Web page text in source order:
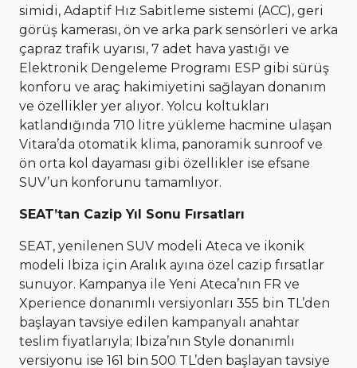
simidi, Adaptif Hız Sabitleme sistemi (ACC), geri
görüş kamerası, ön ve arka park sensörleri ve arka
çapraz trafik uyarısı, 7 adet hava yastığı ve
Elektronik Dengeleme Programı ESP gibi sürüş
konforu ve araç hakimiyetini sağlayan donanım
ve özellikler yer alıyor. Yolcu koltukları
katlandığında 710 litre yükleme hacmine ulaşan
Vitara’da otomatik klima, panoramik sunroof ve
ön orta kol dayaması gibi özellikler ise efsane
SUV’un konforunu tamamlıyor.
SEAT’tan Cazip Yıl Sonu Fırsatları
SEAT, yenilenen SUV modeli Ateca ve ikonik
modeli Ibiza için Aralık ayına özel cazip fırsatlar
sunuyor. Kampanya ile Yeni Ateca’nın FR ve
Xperience donanımlı versiyonları 355 bin TL’den
başlayan tavsiye edilen kampanyalı anahtar
teslim fiyatlarıyla; Ibiza’nın Style donanımlı
versiyonu ise 161 bin 500 TL’den başlayan tavsiye